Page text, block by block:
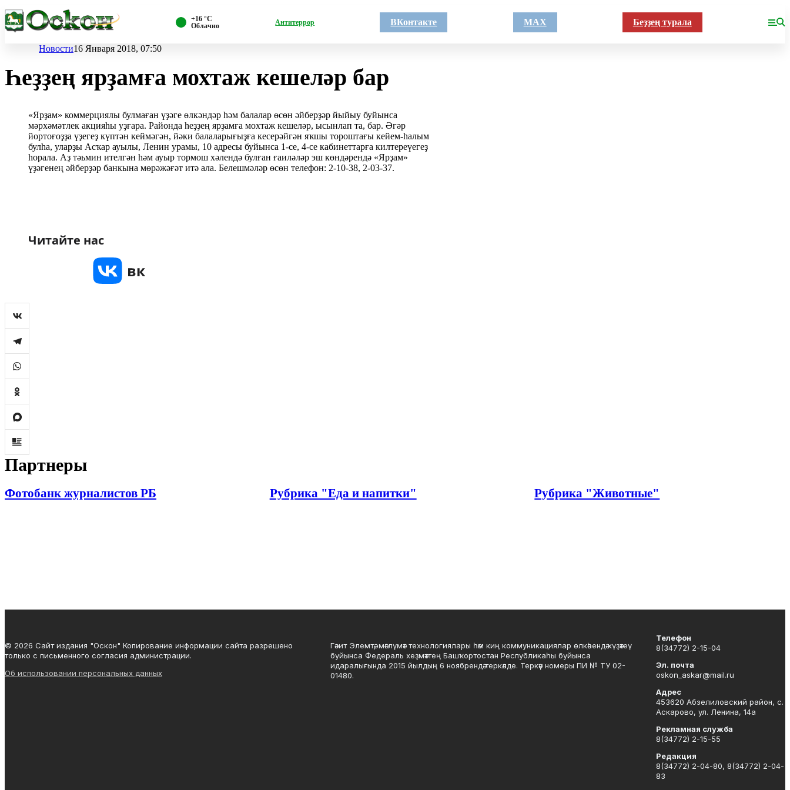
+16 °С
Облачно
Антитеррор ВКонтакте MAX Беҙҙең турала
Новости16 Января 2018, 07:50
Һеҙҙең ярҙамға мохтаж кешеләр бар
«Ярҙам» коммерциялы булмаған үҙәге өлкәндәр һәм балалар өсөн әйберҙәр йыйыу буйынса
мәрхәмәтлек акцияһы уҙғара. Районда һеҙҙең ярҙамға мохтаж кешеләр, ысынлап та, бар. Әгәр
йортоғоҙҙа үҙегеҙ күптән кеймәгән, йәки балаларығыҙға кесерәйгән яҡшы тороштағы кейем-һалым
булһа, уларҙы Асҡар ауылы, Ленин урамы, 10 адресы буйынса 1-се, 4-се кабинеттарға килтереүегеҙ
һорала. Аҙ тәьмин ителгән һәм ауыр тормош хәлендә булған ғаиләләр эш көндәрендә «Ярҙам»
үҙәгенең әйберҙәр банкына мөрәжәғәт итә ала. Белешмәләр өсөн телефон: 2-10-38, 2-03-37.
Читайте нас
Партнеры
Фотобанк журналистов РБ Рубрика "Еда и напитки" Рубрика "Животные"
© 2026 Сайт издания "Оскон" Копирование информации сайта разрешено
только с письменного согласия администрации.
Об использовании персональных данных
Гәзит Элемтә, мәғлүмәт технологиялары һәм киң коммуникациялар өлкәһендә күҙәтеү
буйынса Федераль хеҙмәттең Башҡортостан Республикаһы буйынса
идаралығында 2015 йылдың 6 ноябрендә теркәлде. Теркәү номеры ПИ № ТУ 02-
01480.
Телефон
8(34772) 2-15-04
Эл. почта
oskon_askar@mail.ru
Адрес
453620 Абзелиловский район, с.
Аскарово, ул. Ленина, 14а
Рекламная служба
8(34772) 2-15-55
Редакция
8(34772) 2-04-80, 8(34772) 2-04-
83